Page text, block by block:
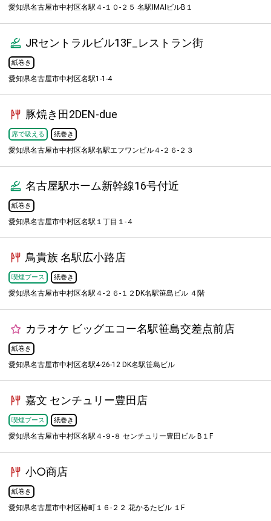
愛知県名古屋市中村区名駅４-１０-２５ 名駅IMAIビルB１
JRセントラルビル13F_レストラン街
紙巻き
愛知県名古屋市中村区名駅1-1-4
豚焼き田2DEN-due
席で吸える 紙巻き
愛知県名古屋市中村区名駅名駅エフワンビル４-２６-２３
名古屋駅ホーム新幹線16号付近
紙巻き
愛知県名古屋市中村区名駅１丁目１-４
鳥貴族 名駅広小路店
喫煙ブース 紙巻き
愛知県名古屋市中村区名駅４-２６-１２DK名駅笹島ビル ４階
カラオケ ビッグエコー名駅笹島交差点前店
紙巻き
愛知県名古屋市中村区名駅4-26-12 DK名駅笹島ビル
嘉文 センチュリー豊田店
喫煙ブース 紙巻き
愛知県名古屋市中村区名駅４-９-８ センチュリー豊田ビル B１F
小○商店
紙巻き
愛知県名古屋市中村区椿町１６-２２ 花かるたビル １F